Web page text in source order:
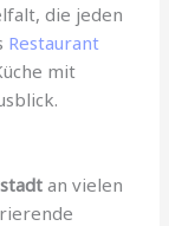
die jeden
Restaurant
mit
an vielen